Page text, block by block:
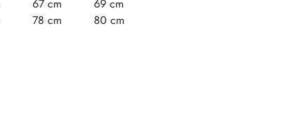
67 cm
69 cm
78 cm 80 cm